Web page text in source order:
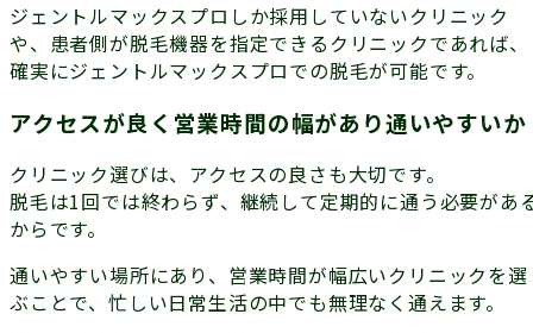
ジェントルマックスプロしか採用していないクリニック
や、患者側が脱毛機器を指定できるクリニックであれば、
確実にジェントルマックスプロでの脱毛が可能です。
アクセスが良く営業時間の幅があり通いやすいか
クリニック選びは、アクセスの良さも大切です。
脱毛は1回では終わらず、 継続して定期的に通う必要があ
からです。
通いやすい場所にあり、営業時間が幅広いクリニックを選
ぶことで、忙しい日常生活の中でも無理なく通えます。